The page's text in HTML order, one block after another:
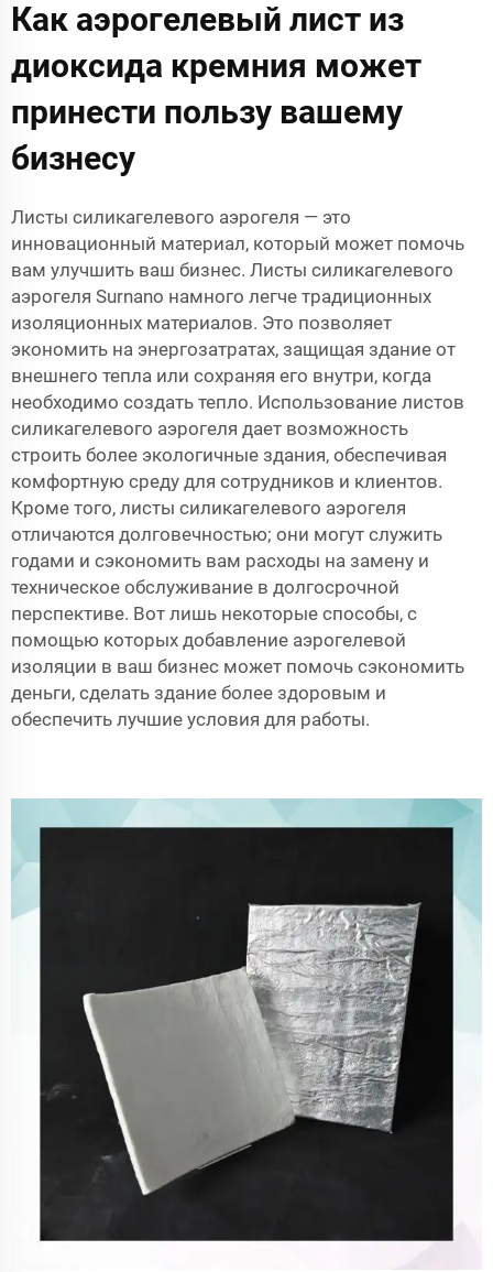
Как аэрогелевый лист из
диоксида кремния может
принести пользу вашему
бизнесу
Листы силикагелевого аэрогеля — это
инновационный материал, который может помочь
вам улучшить ваш бизнес. Листы силикагелевого
аэрогеля Surnano намного легче традиционных
изоляционных материалов. Это позволяет
экономить на энергозатратах, защищая здание от
внешнего тепла или сохраняя его внутри, когда
необходимо создать тепло. Использование листов
силикагелевого аэрогеля дает возможность
строить более экологичные здания, обеспечивая
комфортную среду для сотрудников и клиентов.
Кроме того, листы силикагелевого аэрогеля
отличаются долговечностью; они могут служить
годами и сэкономить вам расходы на замену и
техническое обслуживание в долгосрочной
перспективе. Вот лишь некоторые способы, с
помощью которых добавление аэрогелевой
изоляции в ваш бизнес может помочь сэкономить
деньги, сделать здание более здоровым и
обеспечить лучшие условия для работы.